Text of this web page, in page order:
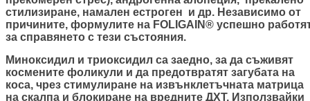
стилизиране, намален естроген и др. Независимо от
причините, формулите на FOLIGAIN® успешно
за справянето с тези състояния.
Миноксидил и триоксидил са заедно, за да съживят
космените фоликули и да предотвратят загубата на
коса, чрез стимулиране на извънклетъчната матрица
на скалпа и блокиране на вредните ДХТ. Използвайки